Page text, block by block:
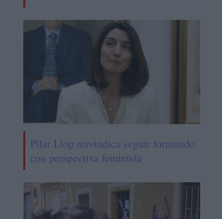
Pilar Llop reivindica seguir formando
con perspectiva feminista